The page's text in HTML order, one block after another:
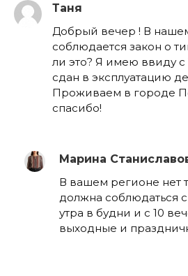
Таня
Добрый вечер ! В
соблюдается закон о
ли это? Я имею ввиду с
сдан в эксплуатацию
Проживаем в городе
спасибо!
Марина
В вашем регионе нет
должна соблюдаться
утра в будни и с 10
выходные и